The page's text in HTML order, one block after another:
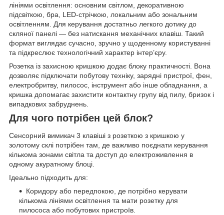
лініями освітлення: основним світлом, декоративною
підсвіткою, бра, LED-стрічкою, локальним або зональним
освітленням. Для керування достатньо легкого дотику до
скляної панелі — без натискання механічних клавіш. Такий
формат виглядає сучасно, зручно у щоденному користуванні
та підкреслює технологічний характер інтер’єру.
Розетка із захисною кришкою додає блоку практичності. Вона
дозволяє підключати побутову техніку, зарядні пристрої, фен,
електробритву, пилосос, інструмент або інше обладнання, а
кришка допомагає захистити контактну групу від пилу, бризок і
випадкових забруднень.
Для чого потрібен цей блок?
Сенсорний вимикач 3 клавіші з розеткою з кришкою у
золотому склі потрібен там, де важливо поєднати керування
кількома зонами світла та доступ до електроживлення в
одному акуратному блоці.
Ідеально підходить для:
Коридору або передпокою, де потрібно керувати
кількома лініями освітлення та мати розетку для
пилососа або побутових пристроїв.